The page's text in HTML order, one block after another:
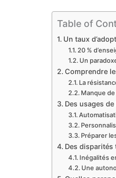
Table of
Un taux
20 %
Un
Comprendre
La
Manque
Des usages
Préparer
Des disparités
Inégalités
Une